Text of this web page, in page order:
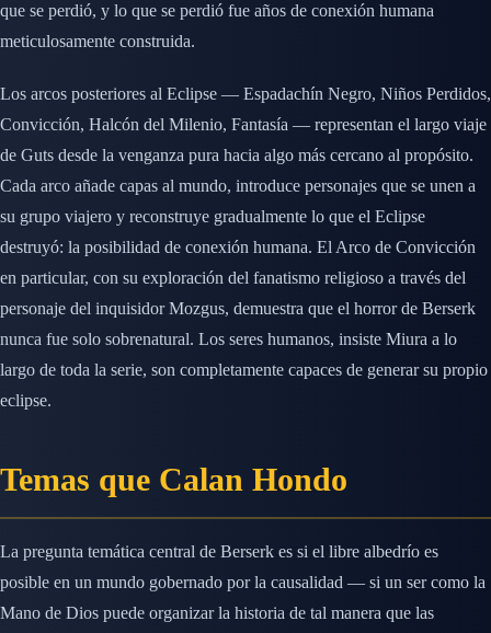
que se perdió, y lo que se perdió fue años de conexión humana
meticulosamente construida.
Los arcos posteriores al Eclipse — Espadachín Negro, Niños Perdidos,
Convicción, Halcón del Milenio, Fantasía — representan el largo viaje
de Guts desde la venganza pura hacia algo más cercano al propósito.
Cada arco añade capas al mundo, introduce personajes que se unen a
su grupo viajero y reconstruye gradualmente lo que el Eclipse
destruyó: la posibilidad de conexión humana. El Arco de Convicción
en particular, con su exploración del fanatismo religioso a través del
personaje del inquisidor Mozgus, demuestra que el horror de Berserk
nunca fue solo sobrenatural. Los seres humanos, insiste Miura a lo
largo de toda la serie, son completamente capaces de generar su propio
eclipse.
Temas que Calan Hondo
La pregunta temática central de Berserk es si el libre albedrío es
posible en un mundo gobernado por la causalidad — si un ser como la
Mano de Dios puede organizar la historia de tal manera que las